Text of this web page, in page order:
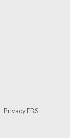
Privacy EBS